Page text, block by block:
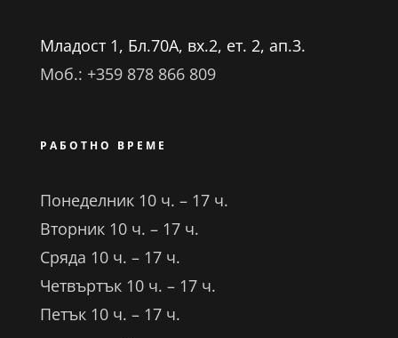
Младост 1, Бл.70А, вх.2, ет. 2, ап.3.
Моб.: +359 878 866 809
РАБОТНО ВРЕМЕ
Понеделник 10 ч. – 17 ч.
Вторник 10 ч. – 17 ч.
Сряда 10 ч. – 17 ч.
Четвъртък 10 ч. – 17 ч.
Петък 10 ч. – 17 ч.